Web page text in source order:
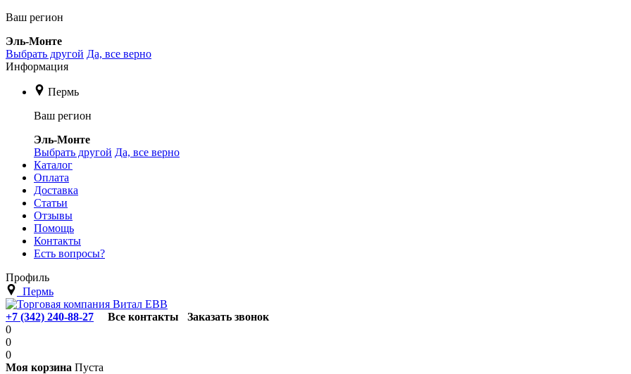
Ваш регион
Эль-Монте
Выбрать другой Да, все верно
Информация
Пермь
Ваш регион
Эль-Монте
Выбрать другой Да, все верно
Каталог
Оплата
Доставка
Статьи
Отзывы
Помощь
Контакты
Есть вопросы?
Профиль
Пермь
+7 (342) 240-88-27 Все контакты
Заказать звонок
0
0
0
Моя корзина Пуста